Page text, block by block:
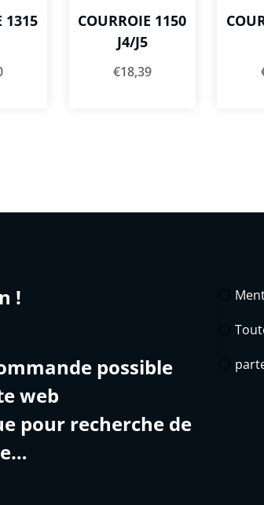
1315
COURROIE 1150
J4/J5
€18,39
!
possible
web
pour recherche de